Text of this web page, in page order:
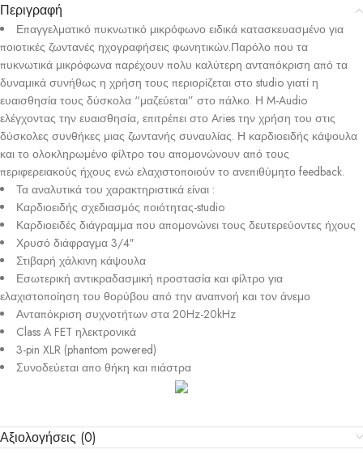
Περιγραφή
Επαγγελματικό πυκνωτικό μικρόφωνο ειδικά κατασκευασμένο για
ποιοτικές ζωντανές ηχογραφήσεις φωνητικών.Παρόλο που τα
πυκνωτικά μικρόφωνα παρέχουν πολυ καλύτερη ανταπόκριση από τα
δυναμικά συνήθως η χρήση τους περιορίζεται στο studio γιατί η
ευαισθησία τους δύσκολα “μαζεύεται” στο πάλκο. Η M-Audio
ελέγχοντας την ευαισθησία, επιτρέπει στο Aries την χρήση του στις
δύσκολες συνθήκες μιας ζωντανής συναυλίας. Η καρδιοειδής κάψουλα
και το ολοκληρωμένο φίλτρο του απομονώνουν από τους
περιφερειακούς ήχους ενώ ελαχιστοποιούν το ανεπιθύμητο feedback.
Τα αναλυτικά του χαρακτηριστικά είναι :
Καρδιοειδής σχεδιασμός ποιότητας-studio
Καρδιοειδές διάγραμμα που απομονώνει τους δευτερεύοντες ήχους
Χρυσό διάφραγμα 3/4″
Στιβαρή χάλκινη κάψουλα
Εσωτερική αντικραδασμική προστασία και φίλτρο για
ελαχιστοποίηση του θορύβου από την αναπνοή και τον άνεμο
Ανταπόκριση συχνοτήτων στα 20Hz-20kHz
Class A FET ηλεκτρονικά
3-pin XLR (phantom powered)
Συνοδεύεται απο θήκη και πιάστρα
Αξιολογήσεις (0)